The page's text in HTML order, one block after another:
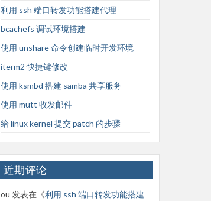
利用 ssh 端口转发功能搭建代理
bcachefs 调试环境搭建
使用 unshare 命令创建临时开发环境
iterm2 快捷键修改
使用 ksmbd 搭建 samba 共享服务
使用 mutt 收发邮件
给 linux kernel 提交 patch 的步骤
近期评论
ou 发表在《利用 ssh 端口转发功能搭建